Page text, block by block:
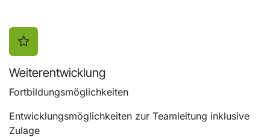
Weiterentwicklung
Fortbildungsmöglichkeiten
Entwicklungsmöglichkeiten zur Teamleitung inklusive
Zulage